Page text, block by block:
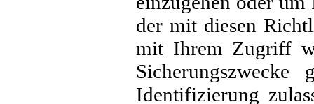
der mit diesen
mit Ihrem Zugriff
Sicherungszwecke
Identifizierung